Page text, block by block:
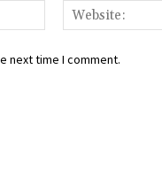
Email:*
next time I comment.